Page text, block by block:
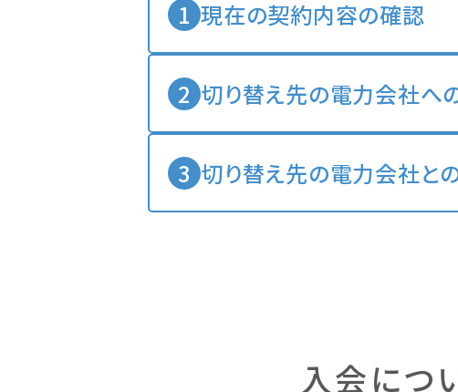
現在の契約内容の確認
切り替え先の電力会社へ
切り替え先の電力会社と
入会につ